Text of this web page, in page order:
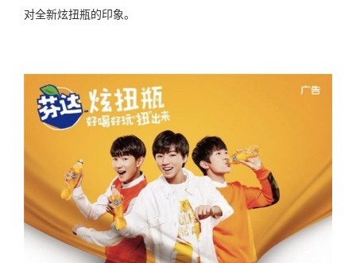
对全新炫扭瓶的印象。